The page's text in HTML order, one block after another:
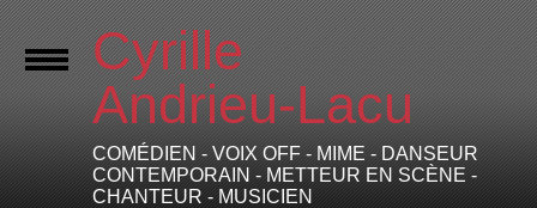
Cyrille
Andrieu-Lacu
COMÉDIEN - VOIX OFF - MIME - DANSEUR
CONTEMPORAIN - METTEUR EN SCÈNE -
CHANTEUR - MUSICIEN